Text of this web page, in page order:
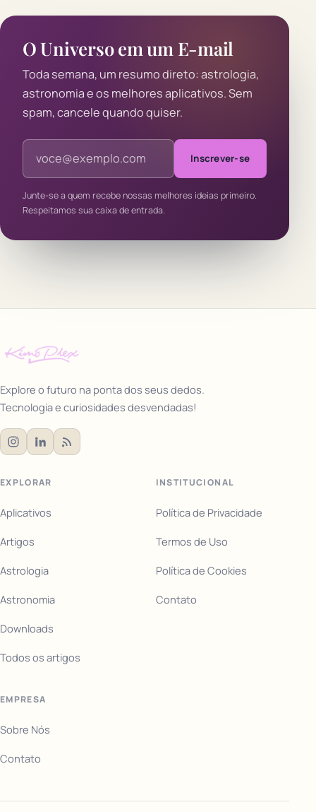
O Universo em um E-mail
Toda semana, um resumo direto: astrologia,
astronomia e os melhores aplicativos. Sem
spam, cancele quando quiser.
Endereço de e-mail
Inscrever-se
Junte-se a quem recebe nossas melhores ideias primeiro.
Respeitamos sua caixa de entrada.
Explore o futuro na ponta dos seus dedos.
Tecnologia e curiosidades desvendadas!
EXPLORAR
Aplicativos
Artigos
Astrologia
Astronomia
Downloads
Todos os artigos
INSTITUCIONAL
Política de Privacidade
Termos de Uso
Política de Cookies
Contato
EMPRESA
Sobre Nós
Contato